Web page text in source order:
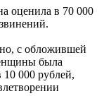
оценила в 70 000
с обложившей
была
10 000 рублей,